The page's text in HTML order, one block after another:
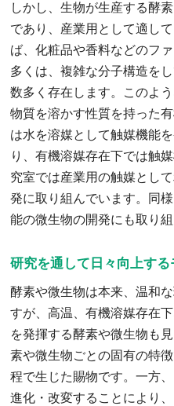
しかし、生物が生産する酵
であり、産業用として適し
ば、化粧品や香料などのフ
多くは、複雑な分子構造を
数多く存在します。このよ
物質を溶かす性質を持った
は水を溶媒として触媒機能
り、有機溶媒存在下では触
究室では産業用の触媒とし
発に取り組んでいます。同
能の微生物の開発にも取り組
研究を通して日々向上す
酵素や微生物は本来、温和
すが、高温、有機溶媒存在
を発揮する酵素や微生物も
素や微生物ごとの固有の特
程で生じた賜物です。一方
進化・改変することにより